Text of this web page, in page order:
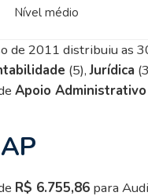
Nível médio
de 2011 distribuiu as
(5),Jurídica
Apoio Administrativo
R$ 6.755,86 para